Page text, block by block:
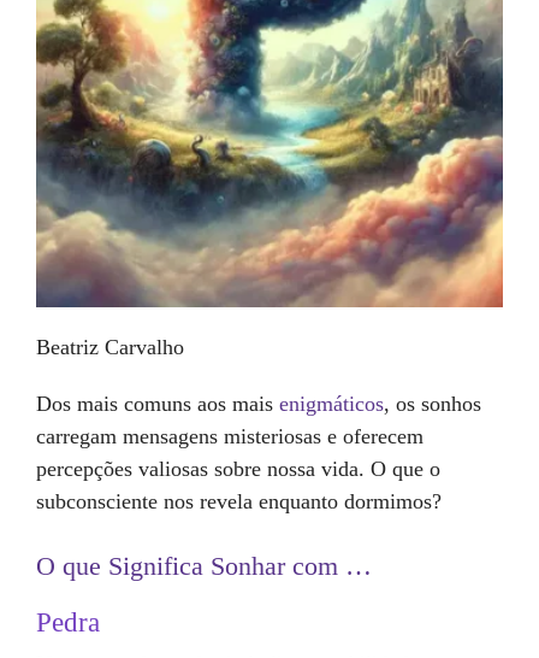
Beatriz Carvalho
Dos mais comuns aos mais enigmáticos, os sonhos
carregam mensagens misteriosas e oferecem
percepções valiosas sobre nossa vida. O que o
subconsciente nos revela enquanto dormimos?
O que Significa Sonhar com …
Pedra